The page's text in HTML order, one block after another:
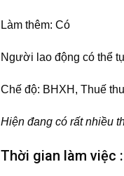
Làm thêm: Có
Người lao động có thể
Chế độ: BHXH, Thuế
Hiện đang có rất nhiều
Thời gian làm việc :